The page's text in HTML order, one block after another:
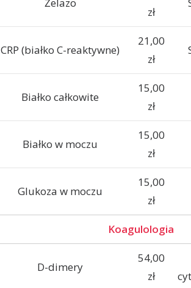
zł
CRP (białko C-reaktywne)
21,00
zł
Białko całkowite
15,00
zł
Białko w moczu
15,00
zł
Glukoza w moczu
15,00
zł
Koagulologia
D-dimery
54,00
zł